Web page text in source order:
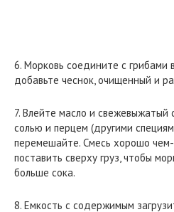
6. Морковь соедините с грибами
добавьте чеснок, очищенный и
7. Влейте масло и свежевыжатый
солью и перцем (другими
перемешайте. Смесь хорошо
поставить сверху груз, чтобы
больше сока.
8. Емкость с содержимым